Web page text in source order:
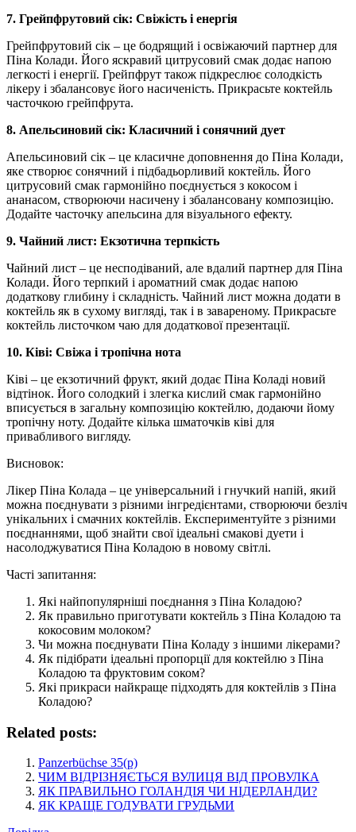
7. Грейпфрутовий сік: Свіжість і енергія
Грейпфрутовий сік – це бодрящий і освіжаючий партнер для
Піна Колади. Його яскравий цитрусовий смак додає напою
легкості і енергії. Грейпфрут також підкреслює солодкість
лікеру і збалансовує його насиченість. Прикрасьте коктейль
часточкою грейпфрута.
8. Апельсиновий сік: Класичний і сонячний дует
Апельсиновий сік – це класичне доповнення до Піна Колади,
яке створює сонячний і підбадьорливий коктейль. Його
цитрусовий смак гармонійно поєднується з кокосом і
ананасом, створюючи насичену і збалансовану композицію.
Додайте часточку апельсина для візуального ефекту.
9. Чайний лист: Екзотична терпкість
Чайний лист – це несподіваний, але вдалий партнер для Піна
Колади. Його терпкий і ароматний смак додає напою
додаткову глибину і складність. Чайний лист можна додати в
коктейль як в сухому вигляді, так і в завареному. Прикрасьте
коктейль листочком чаю для додаткової презентації.
10. Ківі: Свіжа і тропічна нота
Ківі – це екзотичний фрукт, який додає Піна Коладі новий
відтінок. Його солодкий і злегка кислий смак гармонійно
вписується в загальну композицію коктейлю, додаючи йому
тропічну ноту. Додайте кілька шматочків ківі для
привабливого вигляду.
Висновок:
Лікер Піна Колада – це універсальний і гнучкий напій, який
можна поєднувати з різними інгредієнтами, створюючи безліч
унікальних і смачних коктейлів. Експериментуйте з різними
поєднаннями, щоб знайти свої ідеальні смакові дуети і
насолоджуватися Піна Коладою в новому світлі.
Часті запитання:
Які найпопулярніші поєднання з Піна Коладою?
Як правильно приготувати коктейль з Піна Коладою та
кокосовим молоком?
Чи можна поєднувати Піна Коладу з іншими лікерами?
Як підібрати ідеальні пропорції для коктейлю з Піна
Коладою та фруктовим соком?
Які прикраси найкраще підходять для коктейлів з Піна
Коладою?
Related posts:
Panzerbüchse 35(p)
ЧИМ ВІДРІЗНЯЄТЬСЯ ВУЛИЦЯ ВІД ПРОВУЛКА
ЯК ПРАВИЛЬНО ГОЛАНДІЯ ЧИ НІДЕРЛАНДИ?
ЯК КРАЩЕ ГОДУВАТИ ГРУДЬМИ